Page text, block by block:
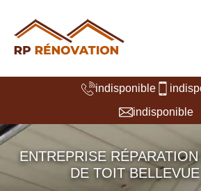
indisponible
indisponible
ENTREPRISE
DE TOIT